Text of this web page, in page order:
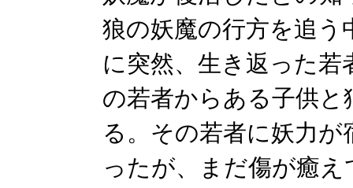
狼の妖魔の行方を追
に突然、生き返った
の若者からある子供
る。その若者に妖力
ったが、まだ傷が癒